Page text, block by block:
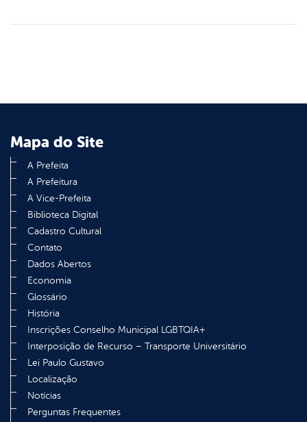
Mapa do Site
A Prefeita
A Prefeitura
A Vice-Prefeita
Biblioteca Digital
Cadastro Cultural
Contato
Dados Abertos
Economia
Glossário
História
Inscrições Conselho Municipal LGBTQIA+
Interposição de Recurso – Transporte Universitário
Lei Paulo Gustavo
Localização
Notícias
Perguntas Frequentes